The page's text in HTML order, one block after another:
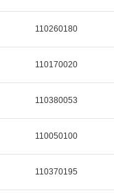
110260180
110170020
110380053
110050100
110370195